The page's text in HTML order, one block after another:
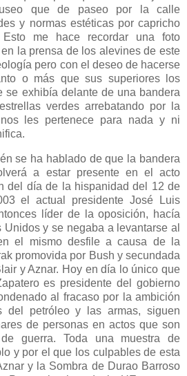
que de paseo por la calle
y normas estéticas por capricho
me hace recordar una foto
la prensa de los alevines de este
pero con el deseo de hacerse
o más que sus superiores los
se exhibía delante de una bandera
verdes arrebatando por la
les pertenece para nada y ni
se ha hablado de que la bandera
a estar presente en el acto
del día de la hispanidad del 12 de
el actual presidente José Luis
líder de la oposición, hacía
y se negaba a levantarse al
el mismo desfile a causa de la
promovida por Bush y secundada
y Aznar. Hoy en día lo único que
es presidente del gobierno
al fracaso por la ambición
del petróleo y las armas, siguen
de personas en actos que son
guerra. Toda una muestra de
y por el que los culpables de esta
y la Sombra de Durao Barroso